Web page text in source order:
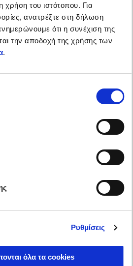
χρήση του ιστότοπου. Για
ανατρέξτε στη δήλωση
ότι η συνέχιση της
την αποδοχή της χρήσης των
.
Ρυθμίσεις
όλα τα cookies